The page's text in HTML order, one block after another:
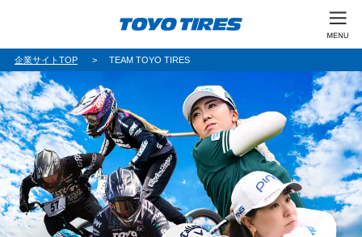
企業サイトTOP TEAM TOYO TIRES